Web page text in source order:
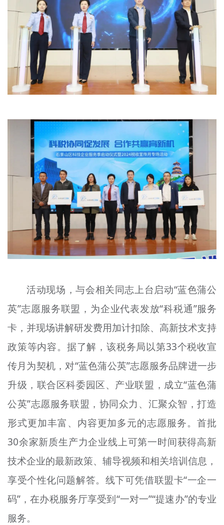
活动现场，与会相关同志上台启动“蓝色蒲公
英”志愿服务联盟，为企业代表发放“科税通”服务
卡，并现场讲解研发费用加计扣除、高新技术支持
政策等内容。据了解，该税务局以第33个税收宣
传月为契机，对“蓝色蒲公英”志愿服务品牌进一步
升级，联合区科委园区、产业联盟，成立“蓝色蒲
公英”志愿服务联盟，协同众力、汇聚众智，打造
形式更加丰富、内容更加多元的志愿服务。首批
30余家新质生产力企业线上可第一时间获得高新
技术企业的最新政策、辅导视频和相关培训信息，
享受个性化问题解答。线下可凭借联盟卡“一企一
码”，在办税服务厅享受到“一对一”“提速办”的专业
服务。